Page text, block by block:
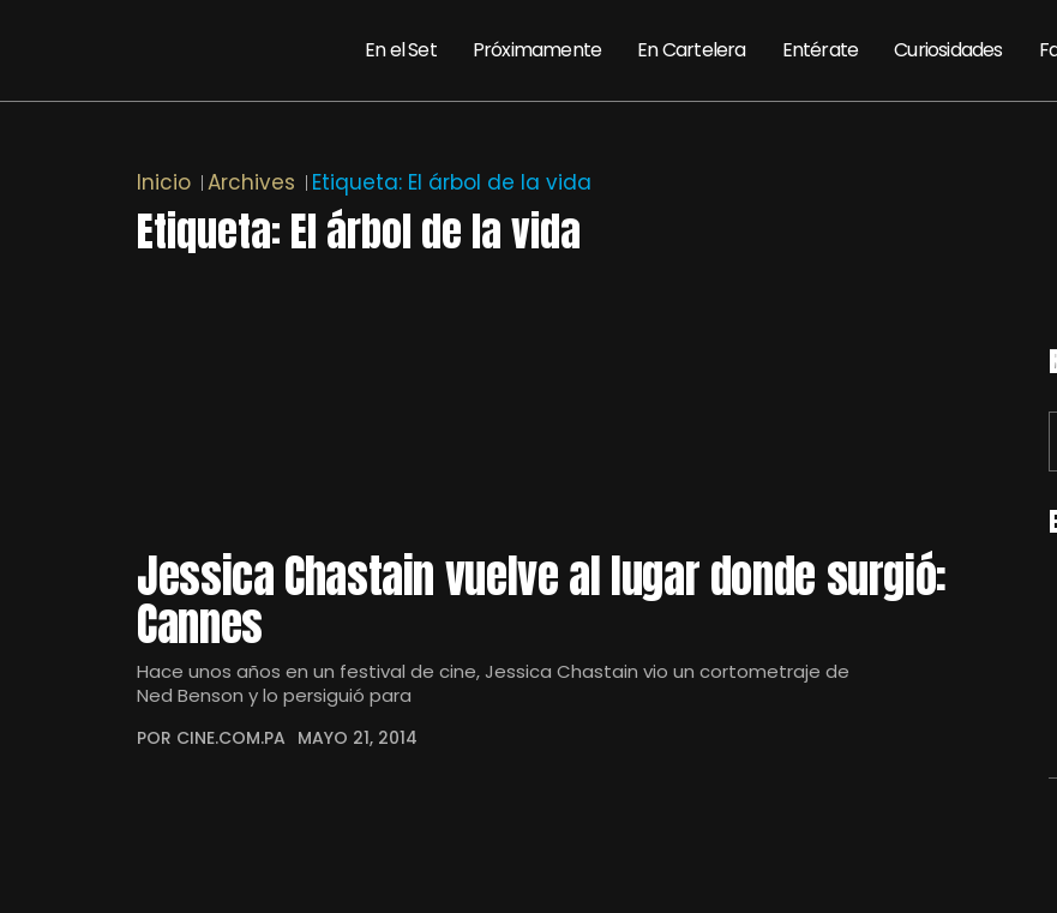
En el Set Próximamente En Cartelera Entérate Curiosidades
Inicio Archives Etiqueta: El árbol de la vida
Etiqueta:El árbol de la vida
Jessica Chastain vuelve al lugar donde surgió:
Cannes
Hace unos años en un festival de cine, Jessica Chastain vio un cortometraje de
Ned Benson y lo persiguió para
POR CINE.COM.PA MAYO 21, 2014